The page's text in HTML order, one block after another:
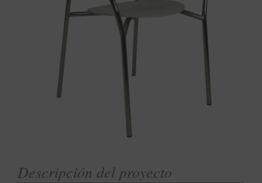
Descripción del proyecto